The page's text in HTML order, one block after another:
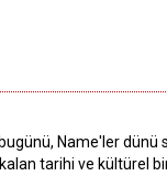
Name'ler dünü
tarihi ve kültürel